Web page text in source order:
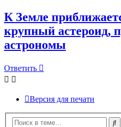
К Земле
крупный астероид,
астрономы
Ответить
Версия для печати